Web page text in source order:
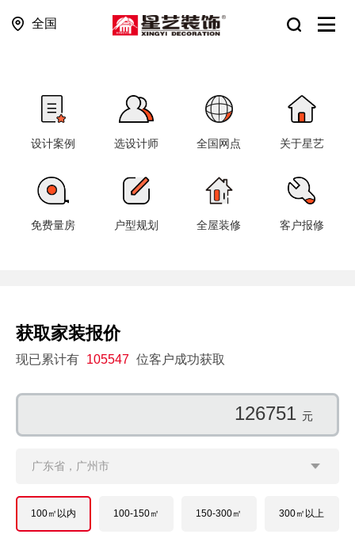
全国
设计案例 选设计师 全国网点 关于星艺
免费量房 户型规划 全屋装修 客户报修
获取家装报价
现已累计有 105547 位客户成功获取
137791 元
广东省，广州市
100㎡以内 100-150㎡ 150-300㎡ 300㎡以上